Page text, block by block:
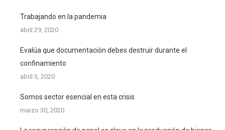
Trabajando en la pandemia
abril 29, 2020
Evalúa que documentación debes destruir durante el
confinamiento
abril 3, 2020
Somos sector esencial en esta crisis
marzo 30, 2020